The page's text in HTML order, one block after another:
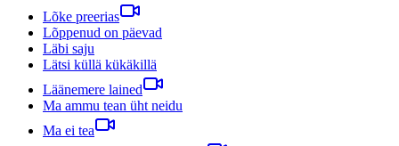
Lõke preerias
Lõppenud on päevad
Läbi saju
Lätsi küllä kükäkillä
Läänemere lained
Ma ammu tean üht neidu
Ma ei tea